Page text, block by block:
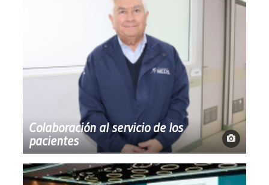
Colaboración al servicio de los
pacientes